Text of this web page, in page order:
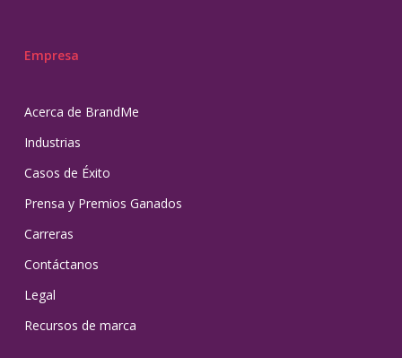
Empresa
Acerca de BrandMe
Industrias
Casos de Éxito
Prensa y Premios Ganados
Carreras
Contáctanos
Legal
Recursos de marca